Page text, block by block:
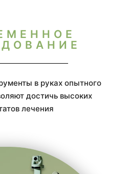
в руках опытного
достичь высоких
лечения